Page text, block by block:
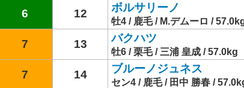
6 12 ボルサリーノ
牡4 / 鹿毛 / M.デムーロ /
7 13 バクハツ
牡6 / 栗毛 / 三浦 皇成 / 57.0kg
7 14 ブルーノジュネス
セン4 / 鹿毛 / 田中 勝春 /